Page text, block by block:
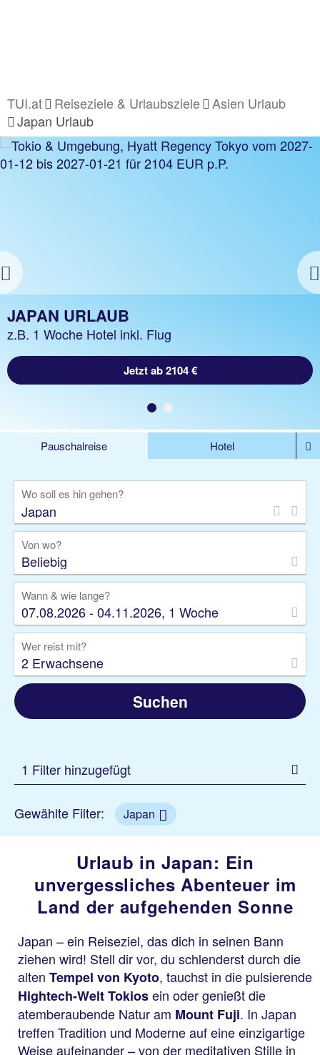
TUI.at Reiseziele & Urlaubsziele
Asien Urlaub
Japan Urlaub
Previous
JAPAN URLAUB
z.B. 1 Woche Hotel inkl. Flug
Jetzt ab 2104 €
JAPAN HOTELS
Pauschalreise
Hotel
Rundreise
Kreuzfahrt
Gruppenreise
Camper Privattransfer
Wo soll es hin gehen?
Von wo?
Beliebig
Wann & wie lange?
07.08.2026 - 04.11.2026, 1 Woche
Wer reist mit?
2 Erwachsene
Suchen
1 Filter hinzugefügt
Gewählte Filter: Japan
Urlaub in Japan: Ein
unvergessliches Abenteuer im
Land der aufgehenden Sonne
Japan – ein Reiseziel, das dich in seinen Bann
ziehen wird! Stell dir vor, du schlenderst durch die
alten Tempel von Kyoto, tauchst in die pulsierende
Hightech-Welt Tokiosein oder genießt die
atemberaubende Natur am Mount Fuji. In Japan
treffen Tradition und Moderne auf eine einzigartige
Weise aufeinander – von der meditativen Stille in